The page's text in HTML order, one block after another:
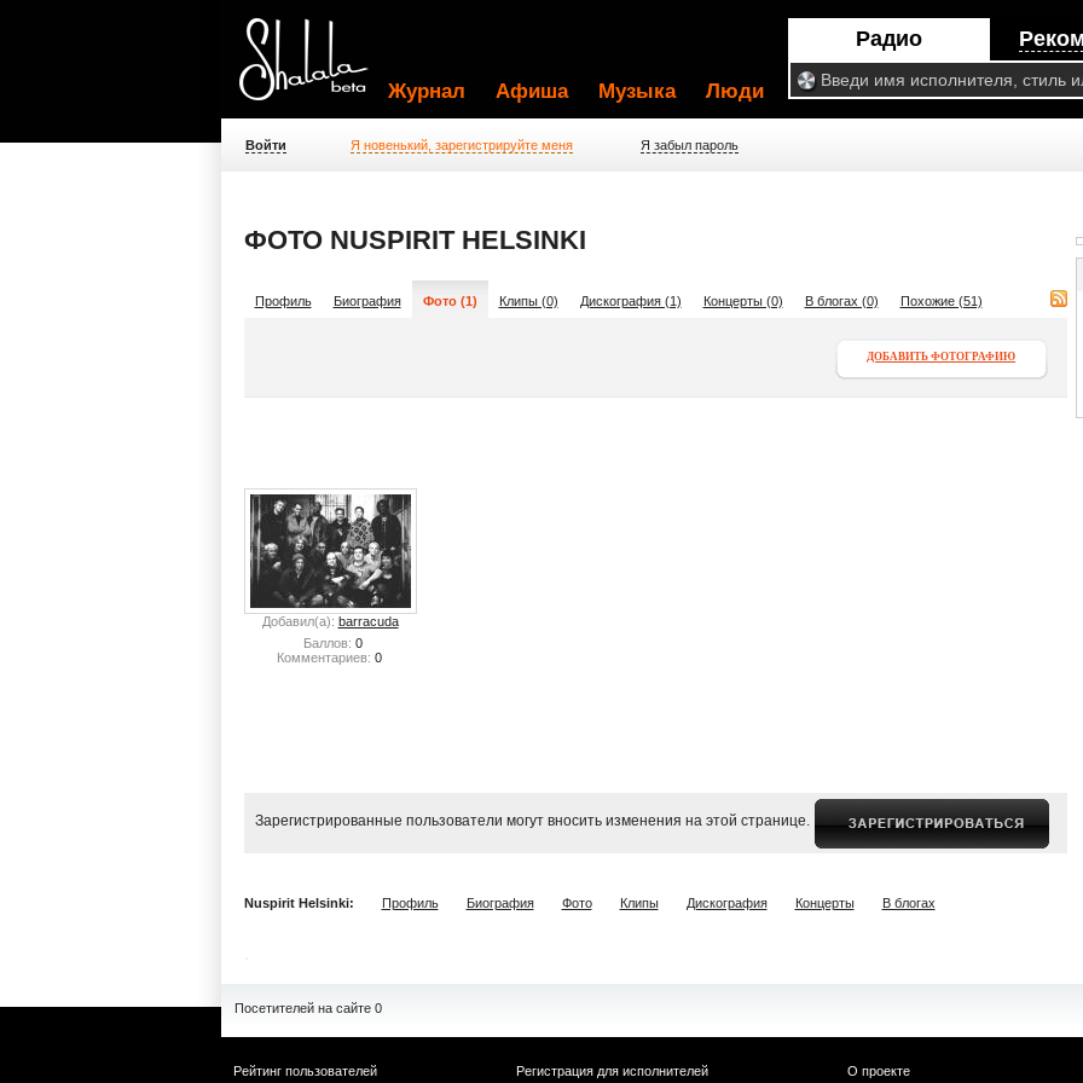
Радио
Журнал Афиша Музыка Люди
Войти Я новенький, зарегистрируйте меня Я забыл пароль
ФОТО NUSPIRIT HELSINKI
Профиль Биография Фото (1) Клипы (0) Дискография (1) Концерты (0) В блогах (0) Похожие (51)
ДОБАВИТЬ ФОТОГРАФИЮ
Добавил(а): barracuda
Баллов: 0
Комментариев: 0
Зарегистрированные пользователи могут вносить изменения на этой странице.
Nuspirit Helsinki: Профиль Биография Фото Клипы Дискография Концерты В блогах
Посетителей на сайте 0
Рейтинг пользователей
Регистрация для исполнителей
О проекте